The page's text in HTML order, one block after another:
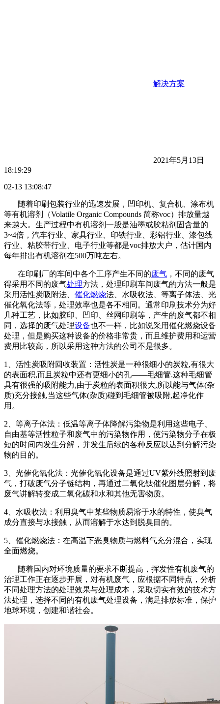
解决方案
2021年5月13日
18:19:29
02-13 13:08:47
随着印刷包装行业的迅速发展，凹印机、复合机、涂布机
等有机溶剂（Volatile Organic Compounds 简称voc）排放量越
来越大。生产过程中有机溶剂一般是油墨或胶粘剂固含量的
3~4倍，汽车行业、家具行业、印铁行业、彩铝行业、漆包线
行业、粘胶带行业、电子行业等都是voc排放大户，估计国内
每年排出有机溶剂在500万吨左右。
在印刷厂的车间中各个工序产生不同的废气 ，不同的废气
得采用不同的废气处理方法，处理印刷车间废气的方法一般是
采用活性炭吸附法、 催化燃烧法、水吸收法、等离子体法、光
催化氧化法等，处理效率也是各不相同。通常印刷技术分为好
几种工艺，比如胶印、凹印、丝网印刷等，产生的废气都不相
同，选择的废气处理设备也不一样，比如说采用催化燃烧设备
处理，但是购买这种设备的价格非常贵，而且维护费用和运营
费用比较高，所以采用这种方法的公司不是很多。
1、活性炭吸附回收装置：活性炭是一种很细小的炭粒,有很大
的表面积,而且炭粒中还有更细小的孔——毛细管.这种毛细管
具有很强的吸附能力,由于炭粒的表面积很大,所以能与气体(杂
质)充分接触,当这些气体(杂质)碰到毛细管被吸附,起净化作
用。
2、等离子体法：低温等离子体降解污染物是利用这些电子、
自由基等活性粒子和废气中的污染物作用，使污染物分子在极
短的时间内发生分解，并发生后续的各种反应以达到分解污染
物的目的。
3、光催化氧化法：光催化氧化设备是通过UV紫外线照射到废
气，打破废气分子链结构，再通过二氧化钛催化图层分解，将
废气讲解转变成二氧化碳和水和其他无害物质。
4、水吸收法：利用臭气中某些物质易溶于水的特性，使臭气
成分直接与水接触，从而溶解于水达到脱臭目的。
5、催化燃烧法：在高温下恶臭物质与燃料气充分混合，实现
全面燃烧。
随着国内对环境质量的要求不断提高，挥发性有机废气的
治理工作正在逐步开展，对有机废气，应根据不同特点，分析
不同处理方法的处理效果与处理成本，采取切实有效的技术方
法处理，选择不同的有机废气处理设备，满足排放标准，保护
地球环境，创建和谐社会。